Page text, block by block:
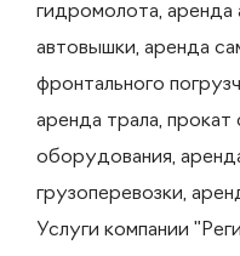
гидромолота, аренда
автовышки, аренда
фронтального
аренда трала, прокат
оборудования,
грузоперевозки,
Услуги компании